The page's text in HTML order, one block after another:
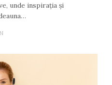
unde inspirația și